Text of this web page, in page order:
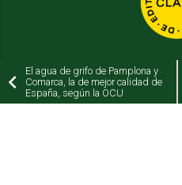
El agua de grifo de Pamplona y
Comarca, la de mejor calidad de
España, según la OCU